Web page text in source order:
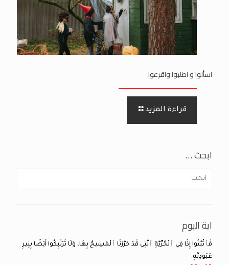
اسألوا و اطلبوا واقرعوا
قراءة المزيد
ابحث …
اية اليوم
فَٱثْبُتُوا إِذًا فِي ٱلْحُرِّيَّةِ ٱلَّتِي قَدْ حَرَّرَنَا ٱلْمَسِيحُ بِهَا، وَلَا تَرْتَبِكُوا أَيْضًا بِنِيرِ
عُبُودِيَّةٍ.